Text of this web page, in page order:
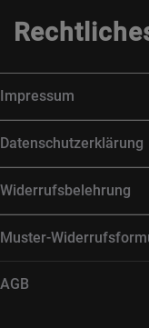
Impressum
Datenschutzerklärung
Widerrufsbelehrung
Muster-
AGB